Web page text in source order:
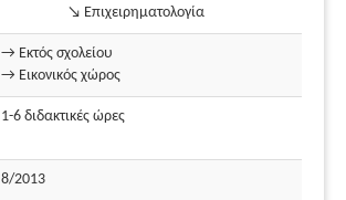
↘ Επιχειρηματολογία
→ Εκτός σχολείου
→ Εικονικός χώρος
1-6 διδακτικές ώρες
8/2013